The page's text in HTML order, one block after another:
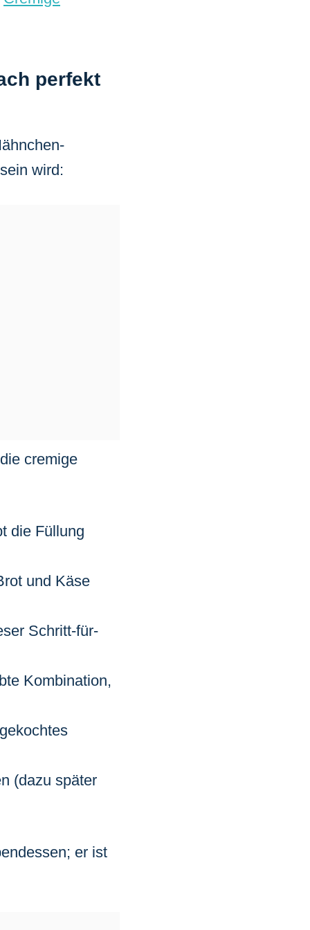
perfekt
wird:
cremige
die Füllung
und Käse
Schritt-für-
Kombination,
(dazu später
er ist